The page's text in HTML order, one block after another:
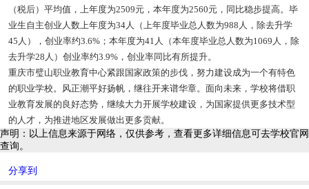
（税后）平均值，上年度为2509元，本年度为2560元，同比稳步提高。毕
业生自主创业人数上年度为34人（上年度毕业总人数为988人，除去升学
45人），创业率约3.6%；本年度为41人（本年度毕业总人数为1069人，除
去升学28人）创业率约3.9%，创业率同比有所提升。
重庆市璧山职业教育中心紧跟国家政策的步伐，努力建设成为一个有特色
的职业学校。风正潮平好扬帆，继往开来谱华章。面向未来，学校将借职
业教育发展的良好态势，继续大力开展学校建设，为国家提供更多技术型
的人才，为推进地区发展做出更多贡献。
声明：以上信息来源于网络，仅供参考，查看更多详细信息可去学校官网
查询。
分享到